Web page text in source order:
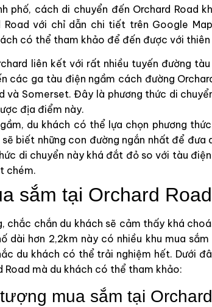
phố, cách di chuyển đến Orchard Road
Road với chỉ dẫn chi tiết trên Google
có thể tham khảo để đến được với
liên kết với rất nhiều tuyến đường
các ga tàu điện ngầm cách đường
và Somerset. Đây là phương thức di
địa điểm này.
du khách có thể lựa chọn phương
biết những con đường ngắn nhất để đưa
di chuyển này khá đắt đỏ so với tàu
chém.
sắm tại Orchard Road
chắc chắn du khách sẽ cảm thấy khá
dài hơn 2,2km này có nhiều khu mua
du khách có thể trải nghiệm hết. Dưới
Road mà du khách có thể tham khảo:
mua sắm tại